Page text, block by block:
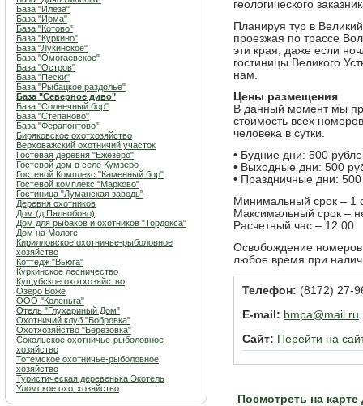
База "Илеза"
База "Ирма"
База "Котово"
База "Куркино"
База "Лукинское"
База "Омогаевское"
База "Остров"
База "Пески"
База "Рыбацкое раздолье"
База "Северное диво"
База "Солнечный бор"
База "Степаново"
База "Ферапонтово"
Биряковское охотхозяйство
Верховажский охотничий участок
Гостевая деревня "Ежезеро"
Гостевой дом в селе Кумзеро
Гостевой Комплекс "Каменный бор"
Гостевой комплекс "Марково"
Гостиница "Луманская заводь"
Деревня охотников
Дом (д.Пялнобово)
Дом для рыбаков и охотников "Тордокса"
Дом на Мологе
Кирилловское охотничье-рыболовное
хозяйство
Коттедж "Вьюга"
Куркинское лесничество
Кущубское охотхозяйство
Озеро Воже
ООО "Коленьга"
Отель "Глухариный Дом"
Охотничий клуб "Бобровка"
Охотхозяйство "Березовка"
Сокольское охотничье-рыболовное
хозяйство
Тотемское охотничье-рыболовное
хозяйство
Туристическая деревенька Экотель
Уломское охотхозяйство
геологического
Планируя тур в
проезжая по трассе
эти края, даже если
гостиницы Великого
нам.
Цены размещения
В данный момент мы
стоимость всех
человека в сутки.
• Будние дни: 500
• Выходные дни: 500
• Праздничные дни: 500
Минимальный срок – 1
Максимальный срок –
Расчетный час – 12.00
Освобождение
любое время при
Телефон: (8172) 27-
E-mail: bmpa@mail.ru
Сайт: Перейти на
Посмотреть на